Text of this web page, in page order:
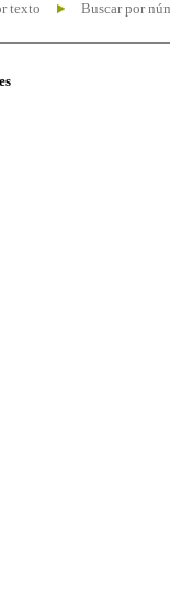
texto Buscar por